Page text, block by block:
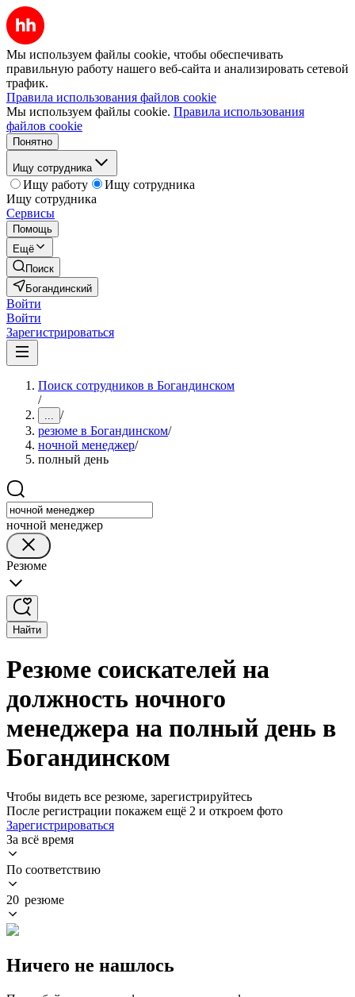
Мы используем файлы cookie, чтобы обеспечивать
правильную работу нашего веб-сайта и анализировать сетевой
трафик.
Правила использования файлов cookie
Мы используем файлы cookie. Правила использования
файлов cookie
Понятно
Ищу сотрудника
Ищу работу
Ищу сотрудника
Ищу сотрудника
Сервисы
Помощь
Ещё
Поиск
Богандинский
Войти
Войти
Зарегистрироваться
Поиск сотрудников в Богандинском
/
... /
резюме в Богандинском/
ночной менеджер/
полный день
ночной менеджер
Резюме
Найти
Резюме соискателей на
должность ночного
менеджера на полный день в
Богандинском
Чтобы видеть все резюме, зарегистрируйтесь
После регистрации покажем ещё 2 и откроем фото
Зарегистрироваться
За всё время
По соответствию
20 резюме
Ничего не нашлось